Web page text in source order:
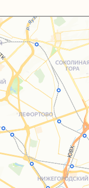
+7 (495) 005-03-13